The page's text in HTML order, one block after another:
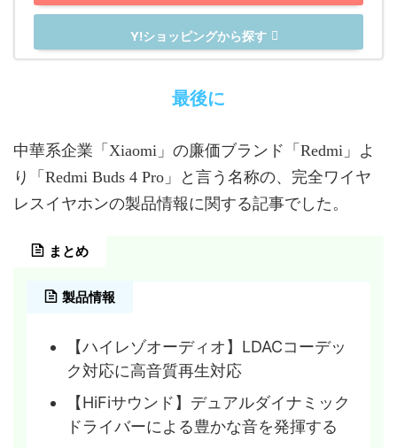
Y!ショッピングから探す
最後に
中華系企業「Xiaomi」の廉価ブランド「Redmi」よ
り「Redmi Buds 4 Pro」と言う名称の、完全ワイヤ
レスイヤホンの製品情報に関する記事でした。
まとめ
製品情報
【ハイレゾオーディオ】LDACコーデッ
ク対応に高音質再生対応
【HiFiサウンド】デュアルダイナミック
ドライバーによる豊かな音を発揮する